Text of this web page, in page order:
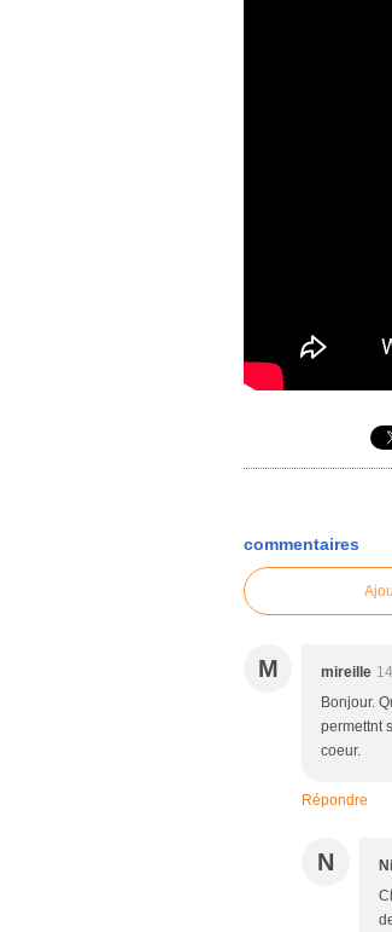
commentaires
M mireille
Bonjour.
permettnt
coeur.
Répondre
N